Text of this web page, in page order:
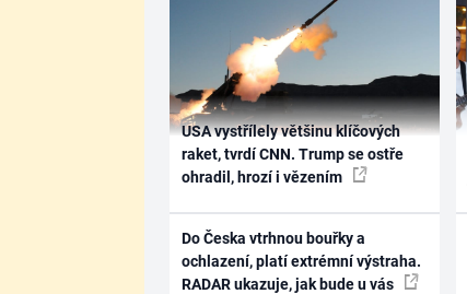
USA vystřílely většinu klíčových
raket, tvrdí CNN. Trump se ostře
ohradil, hrozí i vězením
Do Česka vtrhnou bouřky a
ochlazení, platí extrémní výstraha.
RADAR ukazuje, jak bude u vás